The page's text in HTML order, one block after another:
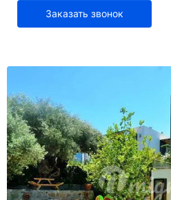
Заказать звонок